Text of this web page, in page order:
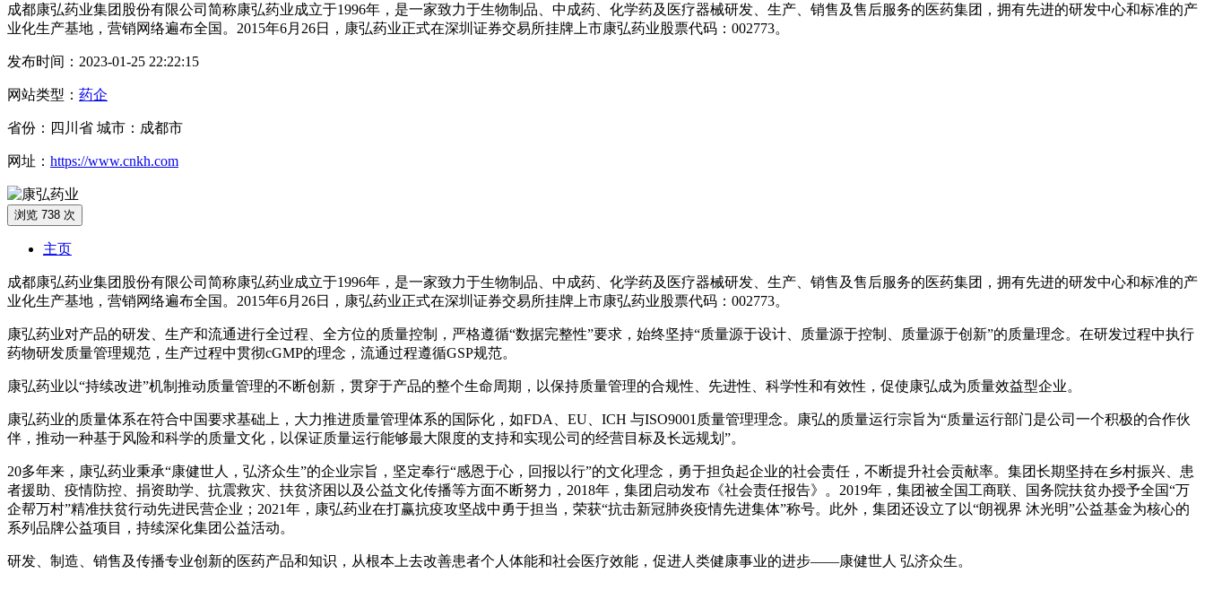
成都康弘药业集团股份有限公司简称康弘药业成立于1996年，是一家致力于生物制品、中成药、化学药及医疗器械研发、生产、销售及售后服务的医药集团，拥有先进的研发中心和标准的产
业化生产基地，营销网络遍布全国。2015年6月26日，康弘药业正式在深圳证券交易所挂牌上市康弘药业股票代码：002773。
发布时间：2023-01-25 22:22:15
网站类型： 药企
省份：四川省 城市：成都市
网址： https://www.cnkh.com
浏览 738 次
主页
成都康弘药业集团股份有限公司简称康弘药业成立于1996年，是一家致力于生物制品、中成药、化学药及医疗器械研发、生产、销售及售后服务的医药集团，拥有先进的研发中心和标准的产
业化生产基地，营销网络遍布全国。2015年6月26日，康弘药业正式在深圳证券交易所挂牌上市康弘药业股票代码：002773。
康弘药业对产品的研发、生产和流通进行全过程、全方位的质量控制，严格遵循“数据完整性”要求，始终坚持“质量源于设计、质量源于控制、质量源于创新”的质量理念。在研发过程中执行
药物研发质量管理规范，生产过程中贯彻cGMP的理念，流通过程遵循GSP规范。
康弘药业以“持续改进”机制推动质量管理的不断创新，贯穿于产品的整个生命周期，以保持质量管理的合规性、先进性、科学性和有效性，促使康弘成为质量效益型企业。
康弘药业的质量体系在符合中国要求基础上，大力推进质量管理体系的国际化，如FDA、EU、ICH 与ISO9001质量管理理念。康弘的质量运行宗旨为“质量运行部门是公司一个积极的合作伙
伴，推动一种基于风险和科学的质量文化，以保证质量运行能够最大限度的支持和实现公司的经营目标及长远规划”。
20多年来，康弘药业秉承“康健世人，弘济众生”的企业宗旨，坚定奉行“感恩于心，回报以行”的文化理念，勇于担负起企业的社会责任，不断提升社会贡献率。集团长期坚持在乡村振兴、患
者援助、疫情防控、捐资助学、抗震救灾、扶贫济困以及公益文化传播等方面不断努力，2018年，集团启动发布《社会责任报告》。2019年，集团被全国工商联、国务院扶贫办授予全国“万
企帮万村”精准扶贫行动先进民营企业；2021年，康弘药业在打赢抗疫攻坚战中勇于担当，荣获“抗击新冠肺炎疫情先进集体”称号。此外，集团还设立了以“朗视界 沐光明”公益基金为核心的
系列品牌公益项目，持续深化集团公益活动。
研发、制造、销售及传播专业创新的医药产品和知识，从根本上去改善患者个人体能和社会医疗效能，促进人类健康事业的进步——康健世人 弘济众生。